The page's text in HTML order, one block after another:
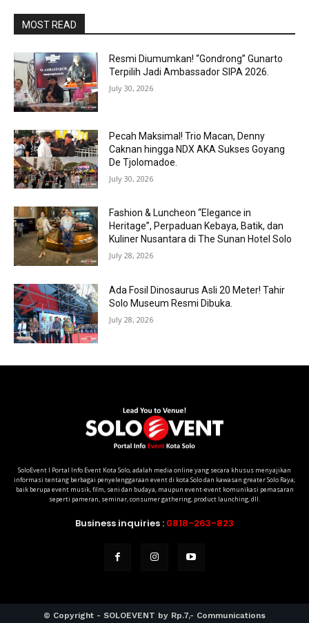
MOST READ
Resmi Diumumkan! “Gondrong” Gunarto
Terpilih Jadi Ambassador SIPA 2026.
July 30, 2026
Pecah Maksimal! Trio Macan, Denny
Caknan hingga NDX AKA Sukses Goyang
De Tjolomadoe.
July 30, 2026
Fashion & Luncheon “Elegance in
Heritage”, Perpaduan Kebaya, Batik, dan
Kuliner Nusantara di The Sunan Hotel Solo
July 28, 2026
Ada Fosil Dinosaurus Asli 20 Meter! Tahir
Solo Museum Resmi Dibuka.
July 28, 2026
SoloEvent I Portal Info Event Kota Solo, adalah media online yang secara khusus menyajikan
informasi tentang berbagai penyelenggaraan event di kota Solo dan kawasan greater Solo Raya;
baik berupa event musik, film, seni dan budaya, maupun event-event komunikasi pemasaran
seperti pameran, seminar, consumer gathering, product launching, dll.
Business inquiries : 0818-263-823
© Copyright - SOLOEVENT by Rp.7,- Communications